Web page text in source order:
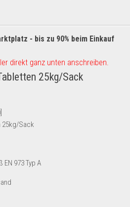
- bis zu 90% beim Einkauf
direkt ganz unten anschreiben.
25kg/Sack
25kg/Sack
973 Typ A